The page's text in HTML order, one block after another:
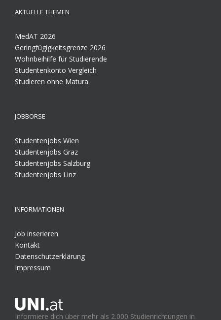
AKTUELLE THEMEN
MedAT 2026
Geringfügigkeitsgrenze 2026
Wohnbeihilfe für Studierende
Studentenkonto Vergleich
Studieren ohne Matura
JOBBÖRSE
Studentenjobs Wien
Studentenjobs Graz
Studentenjobs Salzburg
Studentenjobs Linz
INFORMATIONEN
Job inserieren
Kontakt
Datenschutzerklärung
Impressum
Informiere dich über mehr als 2.000 Studienrichtungen in